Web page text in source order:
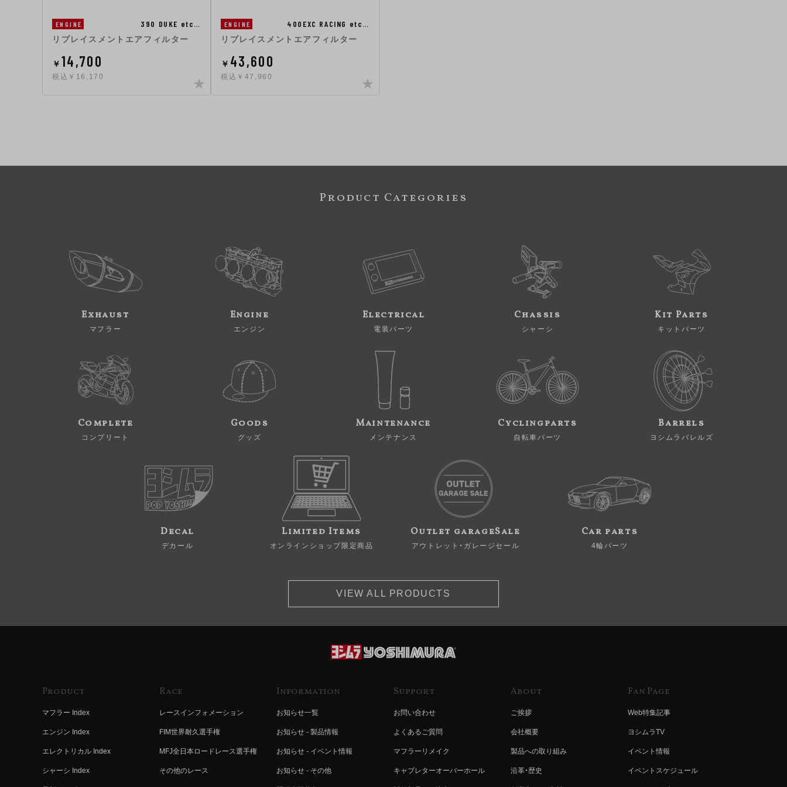
ENGINE 390 DUKE etc…
リプレイスメントエアフィルター
￥ 14,700
税込￥16,170
ENGINE 400EXC RACING etc…
リプレイスメントエアフィルター
￥ 43,600
税込￥47,960
Product Categories
Exhaust
マフラー
Engine
エンジン
Electrical
電装パーツ
Chassis
シャーシ
Kit Parts
キットパーツ
Complete
コンプリート
Goods
グッズ
Maintenance
メンテナンス
Cyclingparts
自転車パーツ
Barrels
ヨシムラバレルズ
Decal
デカール
Limited Items
オンラインショップ限定商品
Outlet garageSale
アウトレット・ガレージセール
Car parts
4輪パーツ
VIEW ALL PRODUCTS
Product
マフラー Index
エンジン Index
エレクトリカル Index
シャーシ Index
Race
レースインフォメーション
FIM世界耐久選手権
MFJ全日本ロードレース選手権
その他のレース
Information
お知らせ一覧
お知らせ - 製品情報
お知らせ - イベント情報
お知らせ - その他
Support
お問い合わせ
よくあるご質問
マフラーリメイク
キャブレターオーバーホール
About
ご挨拶
会社概要
製品への取り組み
沿革・歴史
Fan Page
Web特集記事
ヨシムラTV
イベント情報
イベントスケジュール